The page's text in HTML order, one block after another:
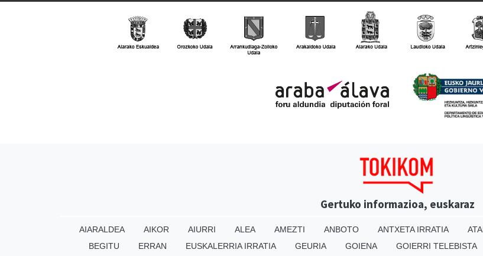
Gertuko informazioa, euskaraz
AIARALDEA AIKOR AIURRI ALEA AMEZTI ANBOTO ANTXETA IRRATIA
BEGITU
ERRAN EUSKALERRIA IRRATIA GEURIA GOIENA GOIERRI TELEBISTA